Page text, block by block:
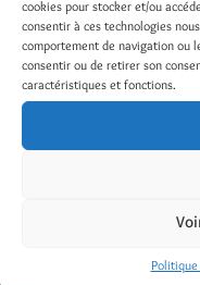
cookies pour stocker et/ou
consentir à ces technologies
comportement de navigation ou
consentir ou de retirer son
caractéristiques et fonctions.
Belfort-Marché